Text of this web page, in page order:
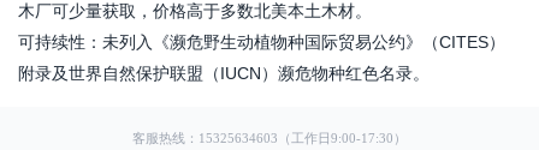
木厂可少量获取，价格高于多数北美本土木材。
可持续性：未列入《濒危野生动植物种国际贸易公约》（CITES）
附录及世界自然保护联盟（IUCN）濒危物种红色名录。
客服热线：15325634603（工作日9:00-17:30）